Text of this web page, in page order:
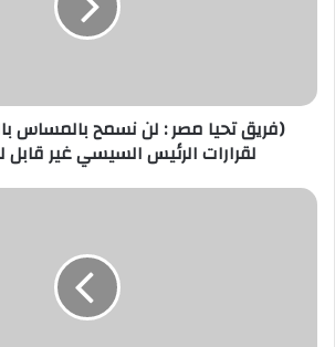
ر
(فريق تحيا مصر : لن نسمح بالمساس
لقرارات الرئيس السيسي غير